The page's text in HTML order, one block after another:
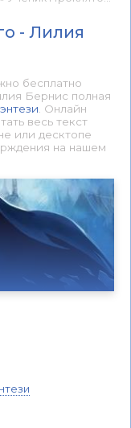
- Лилия
бесплатно
Бернис полная
. Онлайн
весь текст
или десктопе
на нашем